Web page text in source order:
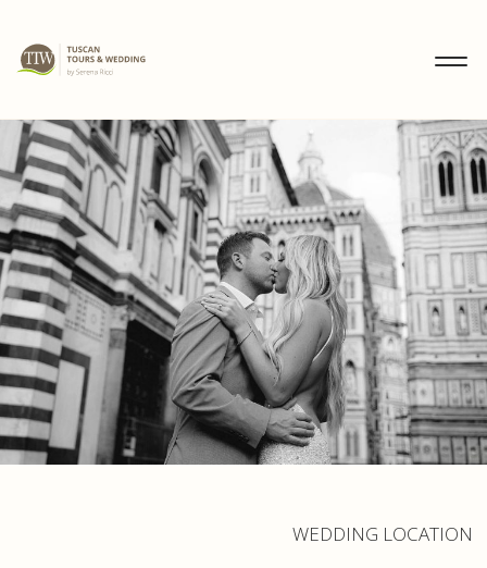
WEDDING LOCATION
MENU DE
SCOPRI
WEDDING
TOURS